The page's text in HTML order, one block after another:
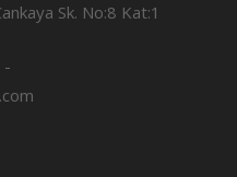
Sk. No:8 Kat:1
-